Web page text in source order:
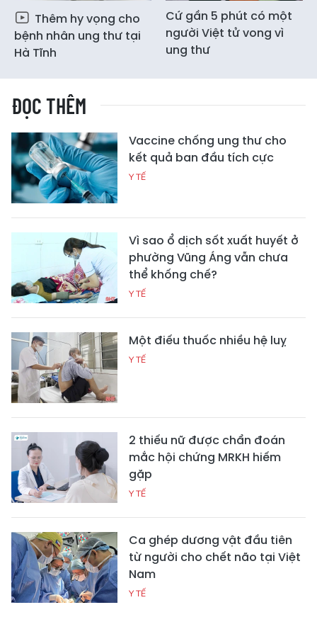
Thêm hy vọng cho
bệnh nhân ung thư tại
Hà Tĩnh
Cứ gần 5 phút có một
người Việt tử vong vì
ung thư
ĐỌC THÊM
Vaccine chống ung thư cho
kết quả ban đầu tích cực
Y TẾ
Vì sao ổ dịch sốt xuất huyết ở
phường Vũng Áng vẫn chưa
thể khống chế?
Y TẾ
Một điếu thuốc nhiều hệ luỵ
Y TẾ
2 thiếu nữ được chẩn đoán
mắc hội chứng MRKH hiếm
gặp
Y TẾ
Ca ghép dương vật đầu tiên
từ người cho chết não tại Việt
Nam
Y TẾ